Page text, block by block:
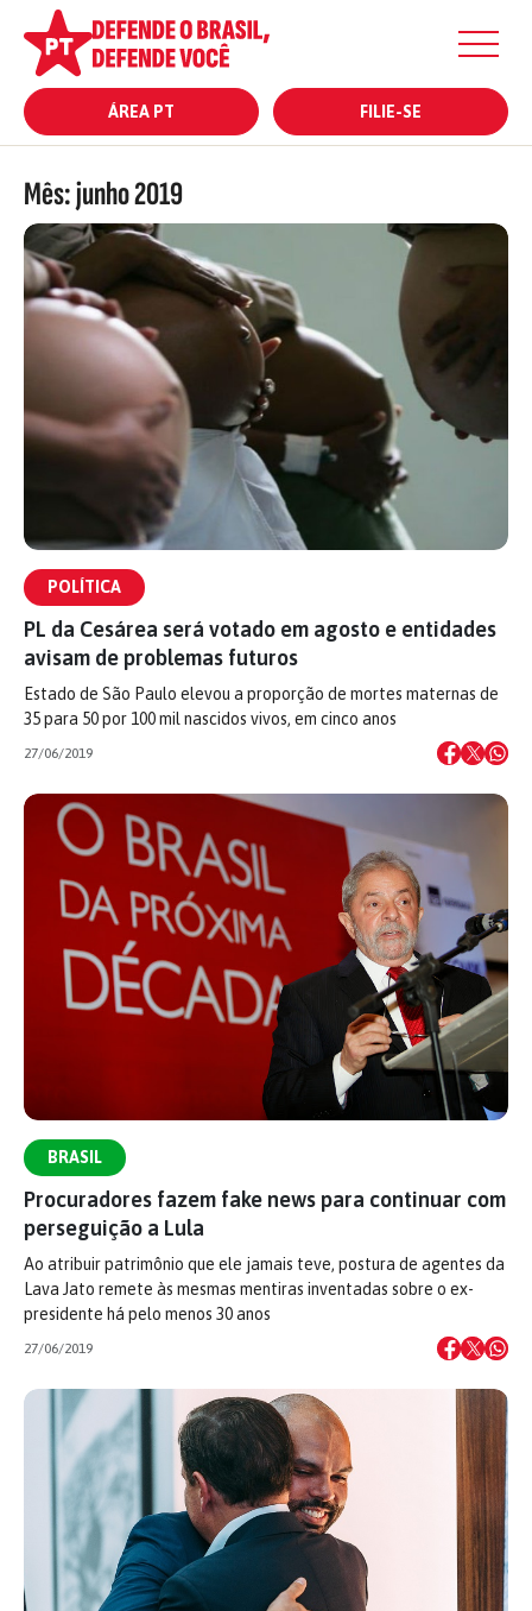
ÁREA PT FILIE-SE
Mês:junho 2019
POLÍTICA
PL da Cesárea será votado em agosto e entidades
avisam de problemas futuros
Estado de São Paulo elevou a proporção de mortes maternas de
35 para 50 por 100 mil nascidos vivos, em cinco anos
27/06/2019
BRASIL
Procuradores fazem fake news para continuar com
perseguição a Lula
Ao atribuir patrimônio que ele jamais teve, postura de agentes da
Lava Jato remete às mesmas mentiras inventadas sobre o ex-
presidente há pelo menos 30 anos
27/06/2019